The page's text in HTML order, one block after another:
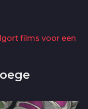
films voor een